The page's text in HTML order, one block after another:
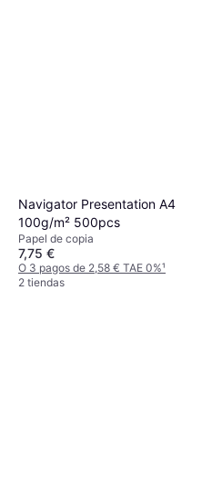
Navigator Presentation A4
100g/m² 500pcs
Papel de copia
7,75 €
O 3 pagos de 2,58 € TAE 0%¹
2 tiendas